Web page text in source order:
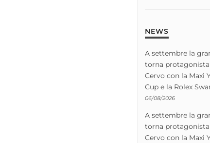
NEWS
A settembre la
torna
Cervo con la Maxi
Cup e la Rolex
06/08/2026
A settembre la
torna
Cervo con la Maxi